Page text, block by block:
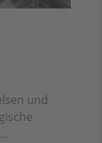
und